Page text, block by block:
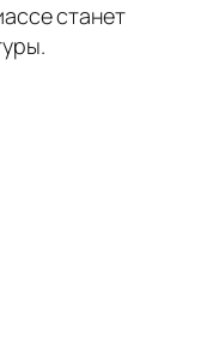
станет